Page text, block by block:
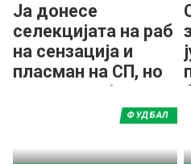
Ја донесе
селекцијата на раб
на сензација и
пласман на СП, но
мораше да ја
ФУДБАЛ